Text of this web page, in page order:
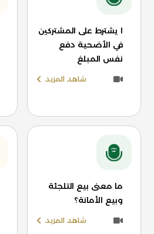
ا يشترط على المشتركين
في الأضحية دفع
نفس المبلغ
شاهد المزيد
ما معنى بيع التلجئة
وبيع الأمانة؟
شاهد المزيد